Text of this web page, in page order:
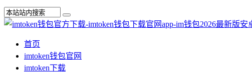
首页
imtoken钱包官网
imtoken下载